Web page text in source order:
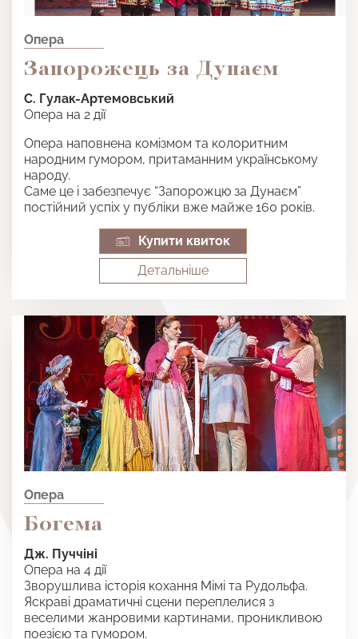
Опера
Запорожець за Дунаєм
С. Гулак-Артемовський
Опера на 2 дії
Опера наповнена комізмом та колоритним
народним гумором, притаманним українському
народу.
Саме це і забезпечує “Запорожцю за Дунаєм”
постійний успіх у публіки вже майже 160 років.
Купити квиток
Детальнiше
Опера
Богема
Дж. Пуччіні
Опера на 4 дії
Зворушлива історія кохання Мімі та Рудольфа.
Яскраві драматичні сцени переплелися з
веселими жанровими картинами, проникливою
поезією та гумором.